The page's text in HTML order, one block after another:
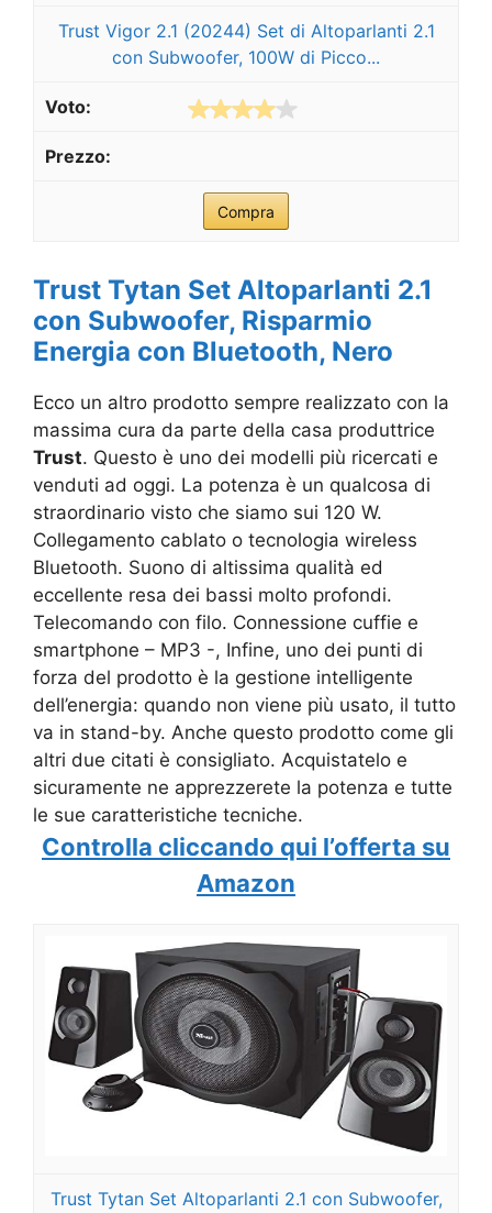
Trust Vigor 2.1 (20244) Set di Altoparlanti 2.1
con Subwoofer, 100W di Picco...
Compra
Trust Tytan Set Altoparlanti 2.1
con Subwoofer, Risparmio
Energia con Bluetooth, Nero
Ecco un altro prodotto sempre realizzato con la
massima cura da parte della casa produttrice
Trust. Questo è uno dei modelli più ricercati e
venduti ad oggi. La potenza è un qualcosa di
straordinario visto che siamo sui 120 W.
Collegamento cablato o tecnologia wireless
Bluetooth. Suono di altissima qualità ed
eccellente resa dei bassi molto profondi.
Telecomando con filo. Connessione cuffie e
smartphone – MP3 -, Infine, uno dei punti di
forza del prodotto è la gestione intelligente
dell’energia: quando non viene più usato, il tutto
va in stand-by. Anche questo prodotto come gli
altri due citati è consigliato. Acquistatelo e
sicuramente ne apprezzerete la potenza e tutte
le sue caratteristiche tecniche.
Controlla cliccando qui l’offerta su
Amazon
Trust Tytan Set Altoparlanti 2.1 con Subwoofer,